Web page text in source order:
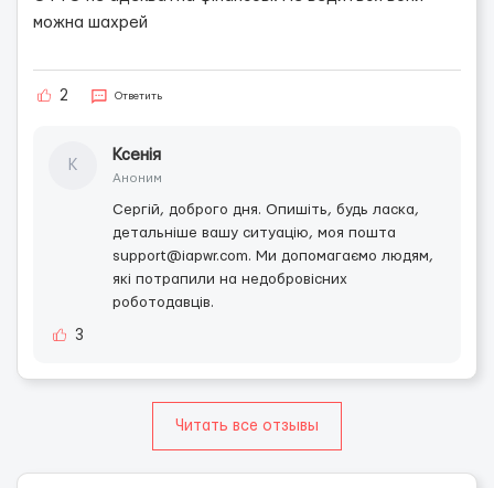
можна шахрей
2 Ответить
К
Ксенія
Аноним
Сергій, доброго дня. Опишіть, будь ласка,
детальніше вашу ситуацію, моя пошта
support@iapwr.com. Ми допомагаємо людям,
які потрапили на недобровісних
роботодавців.
3
Читать все отзывы